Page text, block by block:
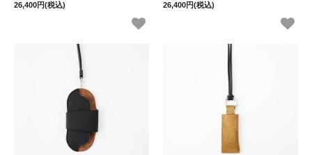
26,400円(税込) 26,400円(税込)